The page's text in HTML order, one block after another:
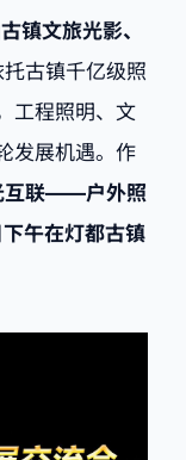
镇文旅光影、
托古镇千亿级照
工程照明、文
发展机遇。作
互联——户外照
午在灯都古镇